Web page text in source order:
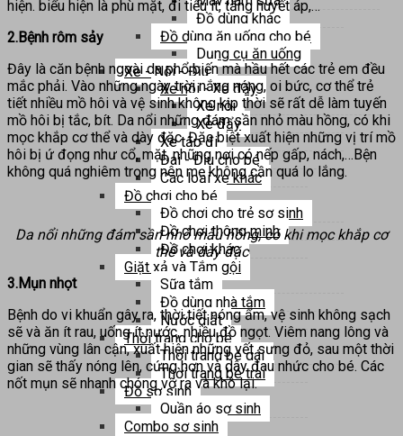
Đồ dùng khác
Đồ dùng ăn uống cho bé
Dụng cụ ăn uống
Xe - Nôi - Địu
Xe nôi - Xe đẩy
Xe nôi
Xe đẩy
Xe tập đi
Đai - Địu cho bé
Các loại xe khác
Đồ chơi cho bé
Đồ chơi cho trẻ sơ sinh
Đồ chơi thông minh
Đồ chơi khác
Giặt xả và Tắm gội
Sữa tắm
Đồ dùng nhà tắm
Nước giặt
Thời trang cho bé
Thời trang bé gái
Thời trang bé trai
Đồ sơ sinh
Quần áo sơ sinh
Combo sơ sinh
hiện. biểu hiện là phù mặt, đi tiểu ít, tăng huyết áp,…
2.Bệnh rôm sảy
Đây là căn bệnh ngoài da phổ biến mà hầu hết các trẻ em đều
mắc phải. Vào những ngày trời nắng nóng, oi bức, cơ thể trẻ
tiết nhiều mồ hôi và vệ sinh không kịp thời sẽ rất dễ làm tuyến
mồ hôi bị tắc, bít. Da nổi những đám sần nhỏ màu hồng, có khi
mọc khắp cơ thể và dày đặc. Đặc biệt xuất hiện những vị trí mồ
hôi bị ứ đọng như cổ, mặt, những nơi có nếp gấp, nách,…Bện
không quá nghiêm trọng nên mẹ không cần quá lo lắng.
Da nổi những đám sần nhỏ màu hồng, có khi mọc khắp cơ
thể và dày đặc
3.Mụn nhọt
Bệnh do vi khuẩn gây ra, thời tiết nóng ẩm, vệ sinh không sạch
sẽ và ăn ít rau, uống ít nước, nhiều đồ ngọt. Viêm nang lông và
những vùng lân cận, xuất hiện những vết sưng đỏ, sau một thời
gian sẽ thấy nóng lên, cứng hơn và dây đau nhức cho bé. Các
nốt mụn sẽ nhanh chóng vỡ ra và khô lại.